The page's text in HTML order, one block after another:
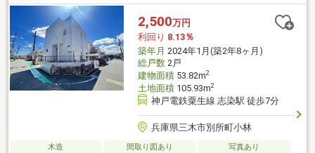
2,500万円
利回り 8.13％
築年月 2024年1月(築2年8ヶ月)
総戸数2戸
建物面積53.82m2
土地面積105.93m2
神戸電鉄粟生線 志染駅 徒歩7分
兵庫県三木市別所町小林
木造 間取り図あり
写真あり